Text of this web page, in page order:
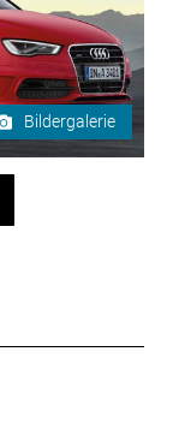
Bildergalerie